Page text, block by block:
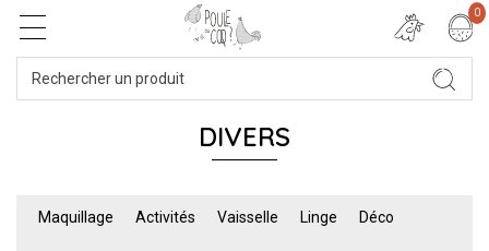
0
DIVERS
Maquillage Activités Vaisselle Linge Déco